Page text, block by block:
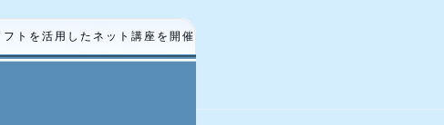
トを活用したネット講座を開催